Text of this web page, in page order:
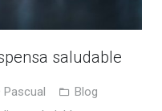
saludable
Pascual
Blog